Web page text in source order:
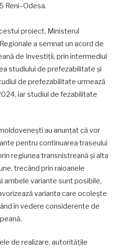
Reni–Odesa.
proiect, Ministerul
a semnat un acord de
de Investiții, prin intermediul
studiului de prefezabilitate și
de prefezabilitate urmează
iar studiul de fezabilitate
au anunțat că vor
pentru continuarea traseului
regiunea transnistreană și alta
trecând prin raioanele
ambele variante sunt posibile,
varianta care ocolește
în vedere considerente de
de realizare, autoritățile